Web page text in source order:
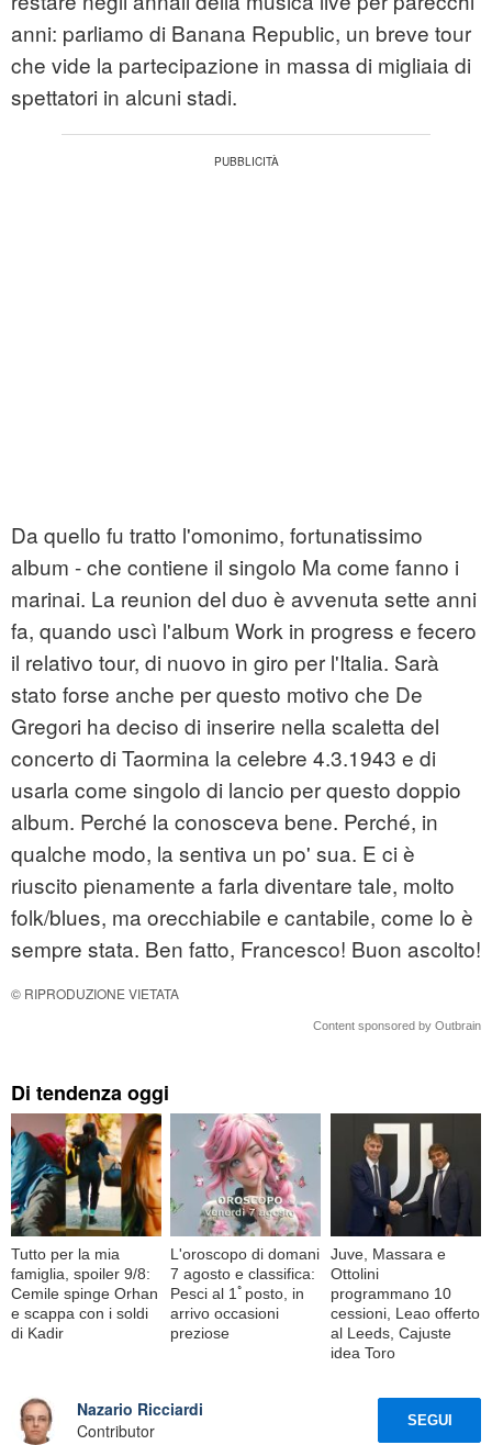
anni: parliamo di Banana Republic, un breve tour
che vide la partecipazione in massa di migliaia di
spettatori in alcuni stadi.
Da quello fu tratto l'omonimo, fortunatissimo
album - che contiene il singolo Ma come fanno i
marinai. La reunion del duo è avvenuta sette anni
fa, quando uscì l'album Work in progress e fecero
il relativo tour, di nuovo in giro per l'Italia. Sarà
stato forse anche per questo motivo che De
Gregori ha deciso di inserire nella scaletta del
concerto di Taormina la celebre 4.3.1943 e di
usarla come singolo di lancio per questo doppio
album. Perché la conosceva bene. Perché, in
qualche modo, la sentiva un po' sua. E ci è
riuscito pienamente a farla diventare tale, molto
folk/blues, ma orecchiabile e cantabile, come lo è
sempre stata. Ben fatto, Francesco! Buon ascolto!
© RIPRODUZIONE VIETATA
Content sponsored by Outbrain
Di tendenza oggi
Tutto per la mia
famiglia, spoiler 9/8:
Cemile spinge Orhan
e scappa con i soldi
di Kadir
L'oroscopo di domani
7 agosto e classifica:
Pesci al 1ﾟposto, in
arrivo occasioni
preziose
Juve, Massara e
Ottolini
programmano 10
cessioni, Leao offerto
al Leeds, Cajuste
idea Toro
Nazario Ricciardi
Contributor
SEGUI